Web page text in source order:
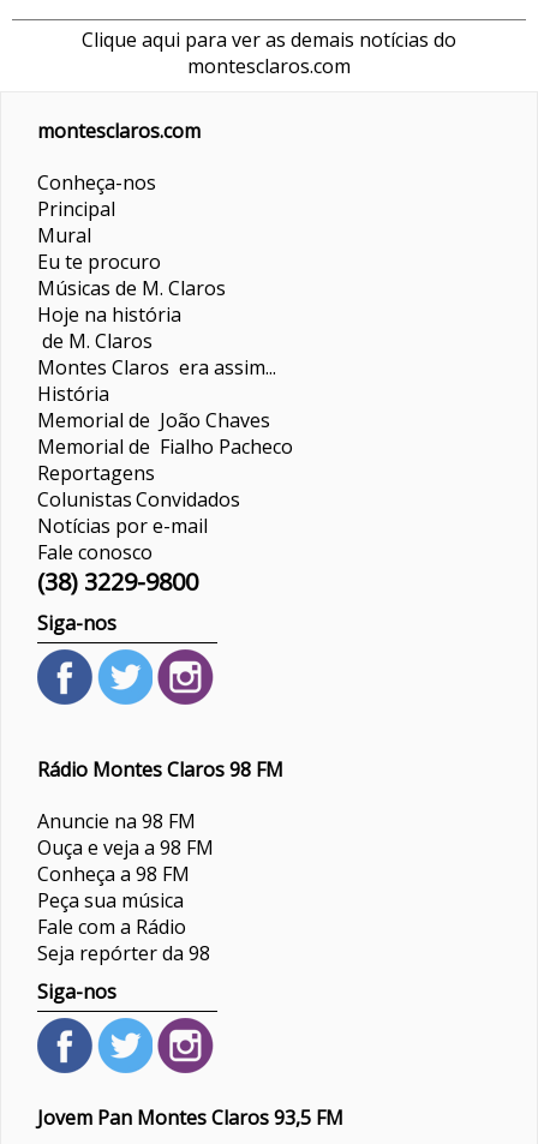
Clique aqui para ver as demais notícias do
montesclaros.com
montesclaros.com
Conheça-nos
Principal
Mural
Eu te procuro
Músicas de M. Claros
Hoje na história
de M. Claros
Montes Claros era assim...
História
Memorial de João Chaves
Memorial de Fialho Pacheco
Reportagens
ColunistasConvidados
Notícias por e-mail
Fale conosco
(38) 3229-9800
Siga-nos
Rádio Montes Claros 98 FM
Anuncie na 98 FM
Ouça e veja a 98 FM
Conheça a 98 FM
Peça sua música
Fale com a Rádio
Seja repórter da 98
Siga-nos
Jovem Pan Montes Claros 93,5 FM